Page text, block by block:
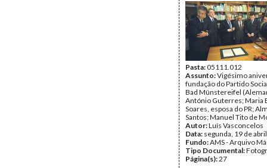
Pasta:05111.012
Assunto:Vigésimo
fundação do Partido
Bad Münstereifel
António Guterres; Maria
Soares, esposa do PR;
Santos; Manuel Tito de
Autor:Luís Vasconcelos
Data: segunda, 19 de
Fundo:AMS - Arquivo
Tipo Documental:
Página(s):27